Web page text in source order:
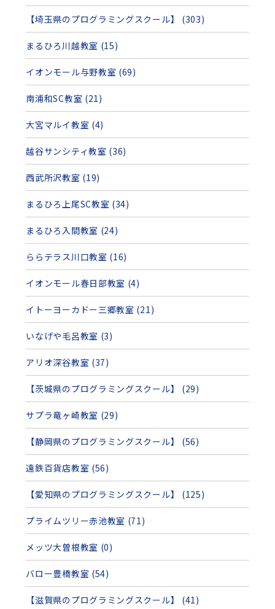
【埼玉県のプログラミングスクール】 (303)
まるひろ川越教室 (15)
イオンモール与野教室 (69)
南浦和SC教室 (21)
大宮マルイ教室 (4)
越谷サンシティ教室 (36)
西武所沢教室 (19)
まるひろ上尾SC教室 (34)
まるひろ入間教室 (24)
ららテラス川口教室 (16)
イオンモール春日部教室 (4)
イトーヨーカドー三郷教室 (21)
いなげや毛呂教室 (3)
アリオ深谷教室 (37)
【茨城県のプログラミングスクール】 (29)
サプラ竜ヶ崎教室 (29)
【静岡県のプログラミングスクール】 (56)
遠鉄百貨店教室 (56)
【愛知県のプログラミングスクール】 (125)
プライムツリー赤池教室 (71)
メッツ大曽根教室 (0)
バロー豊橋教室 (54)
【滋賀県のプログラミングスクール】 (41)